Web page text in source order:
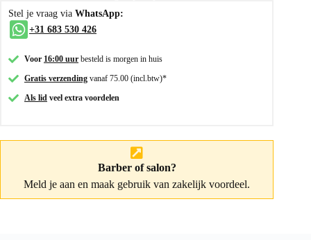
Stel je vraag via WhatsApp:
+31 683 530 426
Voor 16:00 uur besteld is morgen in huis
Gratis verzending vanaf 75.00 (incl.btw)*
Als lid veel extra voordelen
Barber of salon?
Meld je aan en maak gebruik van zakelijk voordeel.